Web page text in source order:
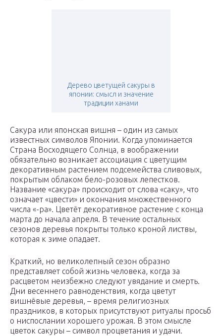
Дерево цветущей сакуры в
японии: смысл и значение
традиции ханами
Сакура или японская вишня – один из самых
известных символов Японии. Когда упоминается
Страна Восходящего Солнца, в воображении
обязательно возникает ассоциация с цветущим
декоративным растением подсемейства сливовых,
покрытым облаком бело-розовых лепестков.
Название «сакура» происходит от слова «саку», что
означает «цвести» и окончания множественного
числа «-ра». Цветёт декоративное растение с конца
марта до начала апреля. В течение остальных
сезонов деревья покрыты только кроной листвы,
которая к зиме опадает.
Краткий, но великолепный сезон образно
представляет собой жизнь человека, когда за
расцветом неизбежно следуют увядание и смерть.
Дни весеннего равноденствия, когда цветут
вишнёвые деревья, – время религиозных
праздников, в которых присутствуют ритуалы просьб
о ниспослании хорошего урожая. В этом смысле
цветок сакуры – символ процветания и удачи.